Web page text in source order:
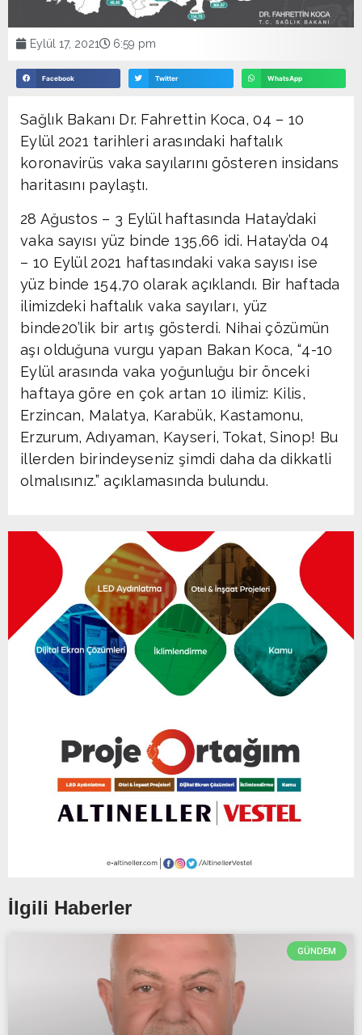
Eylül 17, 2021 6:59 pm
Facebook Twitter WhatsApp
Sağlık Bakanı Dr. Fahrettin Koca, 04 – 10
Eylül 2021 tarihleri arasındaki haftalık
koronavirüs vaka sayılarını gösteren insidans
haritasını paylaştı.
28 Ağustos – 3 Eylül haftasında Hatay’daki
vaka sayısı yüz binde 135,66 idi. Hatay’da 04
– 10 Eylül 2021 haftasındaki vaka sayısı ise
yüz binde 154,70 olarak açıklandı. Bir haftada
ilimizdeki haftalık vaka sayıları, yüz
binde20’lik bir artış gösterdi. Nihai çözümün
aşı olduğuna vurgu yapan Bakan Koca, “4-10
Eylül arasında vaka yoğunluğu bir önceki
haftaya göre en çok artan 10 ilimiz: Kilis,
Erzincan, Malatya, Karabük, Kastamonu,
Erzurum, Adıyaman, Kayseri, Tokat, Sinop! Bu
illerden birindeyseniz şimdi daha da dikkatli
olmalısınız.” açıklamasında bulundu.
İlgili Haberler
GÜNDEM